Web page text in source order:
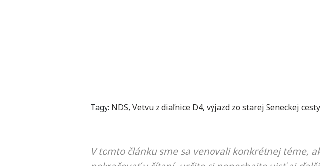
Tagy: NDS, Vetvu z diaľnice D4, výjazd zo starej Seneckej cesty
V tomto článku sme sa venovali konkrétnej téme,